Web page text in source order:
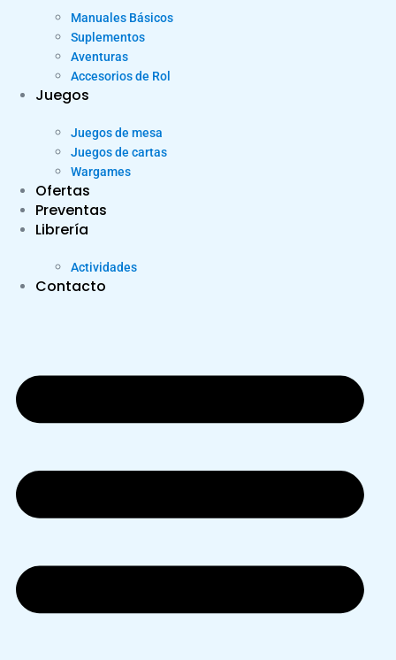
Manuales Básicos
Suplementos
Aventuras
Accesorios de Rol
Juegos
Juegos de mesa
Juegos de cartas
Wargames
Ofertas
Preventas
Librería
Actividades
Contacto